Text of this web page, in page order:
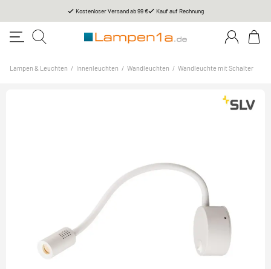
Kostenloser Versand ab 99 € Kauf auf Rechnung
Lampen & Leuchten / Innenleuchten / Wandleuchten / Wandleuchte mit Schalter